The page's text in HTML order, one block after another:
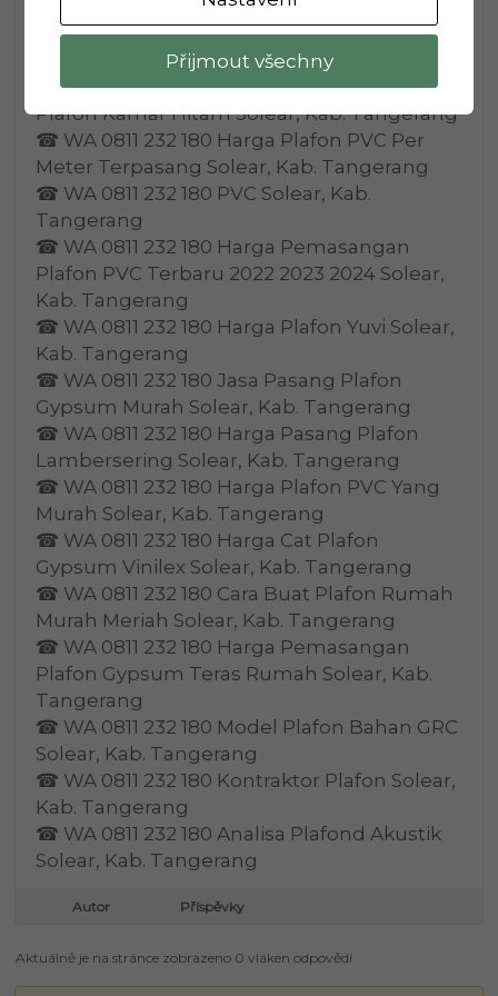
Solear, Kab. Tangerang
☎ WA 0811 232 180 Jasa Plafon Akustik
Solear, Kab. Tangerang
☎ WA 0811 232 180 Harga Pemasangan
Plafon Kamar Hitam Solear, Kab. Tangerang
☎ WA 0811 232 180 Harga Plafon PVC Per
Meter Terpasang Solear, Kab. Tangerang
☎ WA 0811 232 180 PVC Solear, Kab.
Tangerang
☎ WA 0811 232 180 Harga Pemasangan
Plafon PVC Terbaru 2022 2023 2024 Solear,
Kab. Tangerang
☎ WA 0811 232 180 Harga Plafon Yuvi Solear,
Kab. Tangerang
☎ WA 0811 232 180 Jasa Pasang Plafon
Gypsum Murah Solear, Kab. Tangerang
☎ WA 0811 232 180 Harga Pasang Plafon
Lambersering Solear, Kab. Tangerang
☎ WA 0811 232 180 Harga Plafon PVC Yang
Murah Solear, Kab. Tangerang
☎ WA 0811 232 180 Harga Cat Plafon
Gypsum Vinilex Solear, Kab. Tangerang
☎ WA 0811 232 180 Cara Buat Plafon Rumah
Murah Meriah Solear, Kab. Tangerang
☎ WA 0811 232 180 Harga Pemasangan
Plafon Gypsum Teras Rumah Solear, Kab.
Tangerang
☎ WA 0811 232 180 Model Plafon Bahan GRC
Solear, Kab. Tangerang
☎ WA 0811 232 180 Kontraktor Plafon Solear,
Kab. Tangerang
☎ WA 0811 232 180 Analisa Plafond Akustik
Solear, Kab. Tangerang
Autor Příspěvky
Aktuálně je na stránce zobrazeno 0 vláken odpovědí
Přijmout všechny